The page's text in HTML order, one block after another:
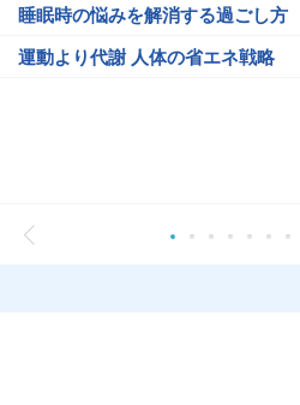
睡眠時の悩みを解消する過ごし方
運動より代謝 人体の省エネ戦略